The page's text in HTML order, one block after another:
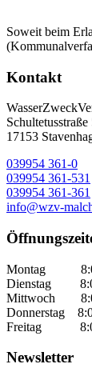
Soweit beim
Kontakt
Schultetusstraße
17153
039954 361-0
039954 361-531
039954 361-361
info@wzv-
Montag 8:00
Dienstag
Mittwoch
Donnerstag
Freitag 8:00
Newsletter